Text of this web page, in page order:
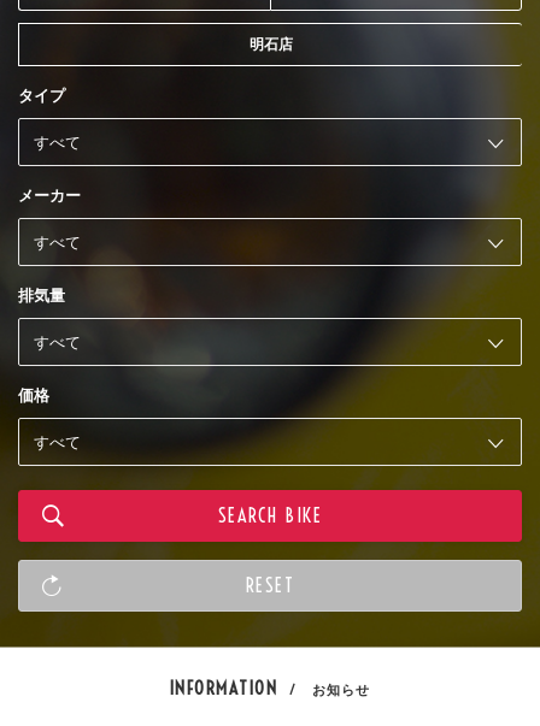
明石店
タイプ
メーカー
排気量
価格
INFORMATION / お知らせ